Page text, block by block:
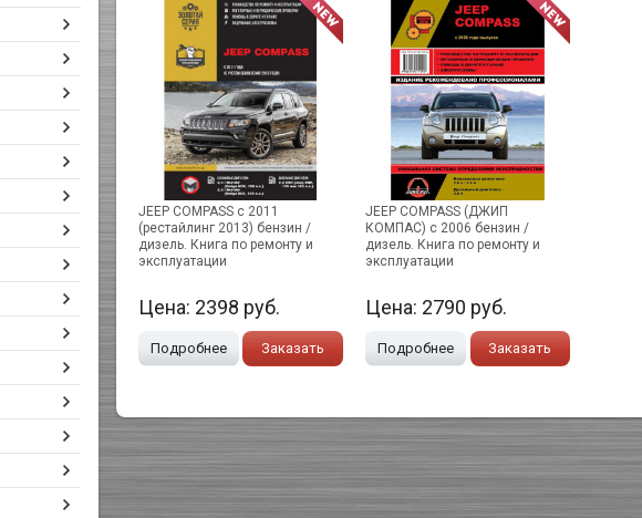
JEEP COMPASS с 2011
(рестайлинг 2013) бензин /
дизель. Книга по ремонту и
эксплуатации
Цена: 2398 руб.
Подробнее Заказать
JEEP COMPASS (ДЖИП
КОМПАС) с 2006 бензин /
дизель. Книга по ремонту и
эксплуатации
Цена: 2790 руб.
Подробнее Заказать